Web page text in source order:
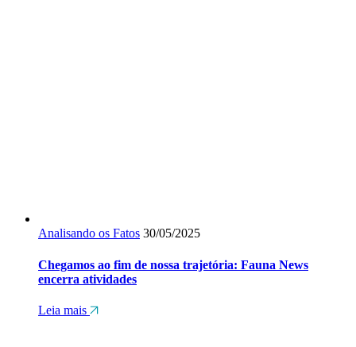
Analisando os Fatos 30/05/2025
Chegamos ao fim de nossa trajetória: Fauna News
encerra atividades
Leia mais